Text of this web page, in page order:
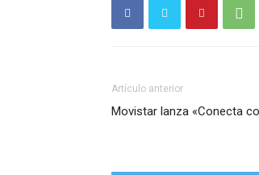
Artículo anterior
Movistar lanza «Conecta